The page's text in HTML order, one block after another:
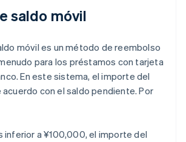
saldo móvil
móvil es un método de reembolso
para los préstamos con tarjeta
En este sistema, el importe del
con el saldo pendiente. Por
inferior a ¥100,000, el importe del